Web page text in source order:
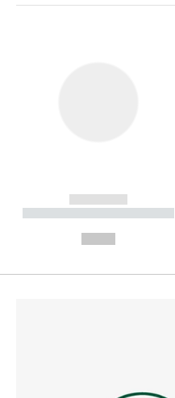
------------
----------- ----------- --------